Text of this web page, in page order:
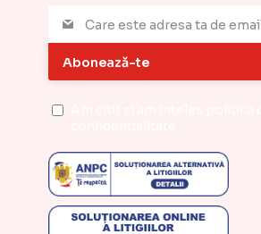
Abonează-te